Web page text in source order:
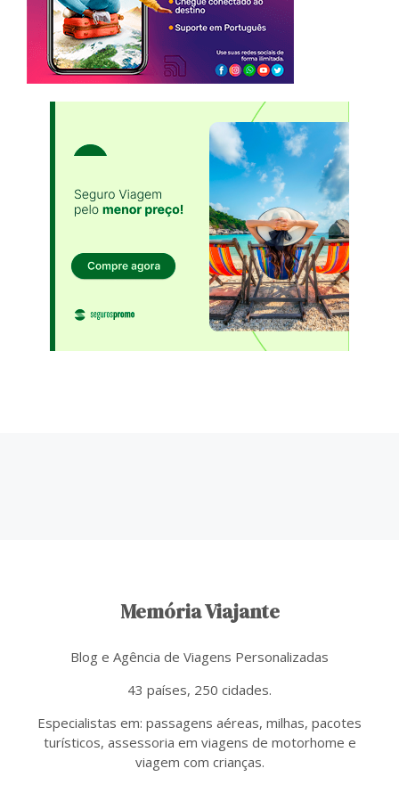
Memória Viajante
Blog e Agência de Viagens Personalizadas
43 países, 250 cidades.
Especialistas em: passagens aéreas, milhas, pacotes
turísticos, assessoria em viagens de motorhome e
viagem com crianças.